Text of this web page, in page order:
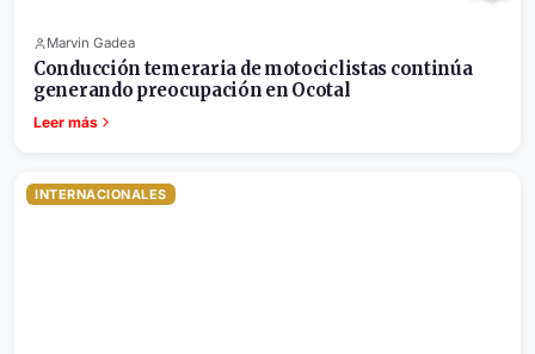
Marvin Gadea
Conducción temeraria de motociclistas continúa
generando preocupación en Ocotal
Leer más
INTERNACIONALES